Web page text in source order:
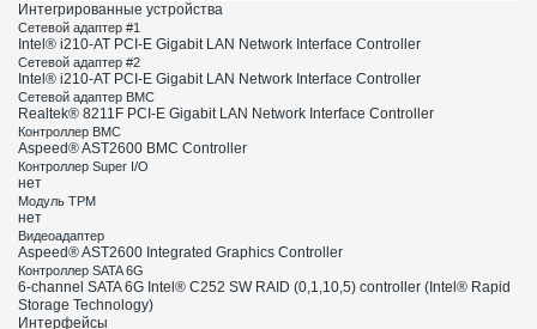
Интегрированные устройства
Сетевой адаптер #1
Intel® i210-AT PCI-E Gigabit LAN Network Interface Controller
Сетевой адаптер #2
Intel® i210-AT PCI-E Gigabit LAN Network Interface Controller
Сетевой адаптер BMC
Realtek® 8211F PCI-E Gigabit LAN Network Interface Controller
Контроллер BMC
Aspeed® AST2600 BMC Controller
Контроллер Super I/O
нет
Модуль TPM
нет
Видеоадаптер
Aspeed® AST2600 Integrated Graphics Controller
Контроллер SATA 6G
6-channel SATA 6G Intel® C252 SW RAID (0,1,10,5) controller (Intel® Rapid
Storage Technology)
Интерфейсы